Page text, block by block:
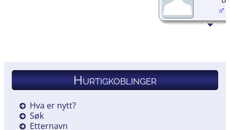
Hurtigkoblinger
Hva er nytt?
Søk
Etternavn